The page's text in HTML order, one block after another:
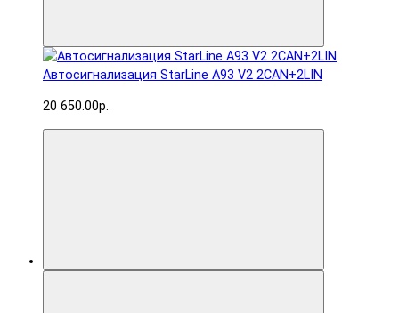
Автосигнализация StarLine A93 V2 2CAN+2LIN
20 650.00р.